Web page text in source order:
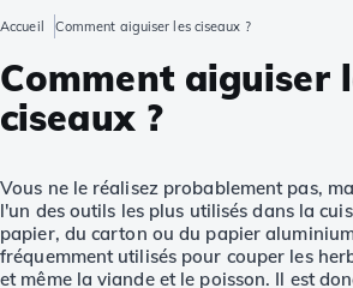
Accueil Comment aiguiser les ciseaux ?
Comment aiguiser
ciseaux ?
Vous ne le réalisez probablement pas,
l'un des outils les plus utilisés dans la
papier, du carton ou du papier
fréquemment utilisés pour couper les
et même la viande et le poisson. Il est